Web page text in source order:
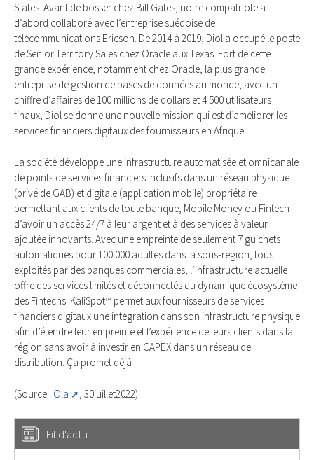
States. Avant de bosser chez Bill Gates, notre compatriote a
d’abord collaboré avec l’entreprise suédoise de
télécommunications Ericson. De 2014 à 2019, Diol a occupé le poste
de Senior Territory Sales chez Oracle aux Texas. Fort de cette
grande expérience, notamment chez Oracle, la plus grande
entreprise de gestion de bases de données au monde, avec un
chiffre d’affaires de 100 millions de dollars et 4 500 utilisateurs
finaux, Diol se donne une nouvelle mission qui est d’améliorer les
services financiers digitaux des fournisseurs en Afrique.
La société développe une infrastructure automatisée et omnicanale
de points de services financiers inclusifs dans un réseau physique
(privé de GAB) et digitale (application mobile) propriétaire
permettant aux clients de toute banque, Mobile Money ou Fintech
d’avoir un accès 24/7 à leur argent et à des services à valeur
ajoutée innovants. Avec une empreinte de seulement 7 guichets
automatiques pour 100 000 adultes dans la sous-region, tous
exploités par des banques commerciales, l’infrastructure actuelle
offre des services limités et déconnectés du dynamique écosystème
des Fintechs. KaliSpot™ permet aux fournisseurs de services
financiers digitaux une intégration dans son infrastructure physique
afin d’étendre leur empreinte et l’expérience de leurs clients dans la
région sans avoir à investir en CAPEX dans un réseau de
distribution. Ça promet déjà !
(Source : Ola , 30juillet2022)
Fil d'actu